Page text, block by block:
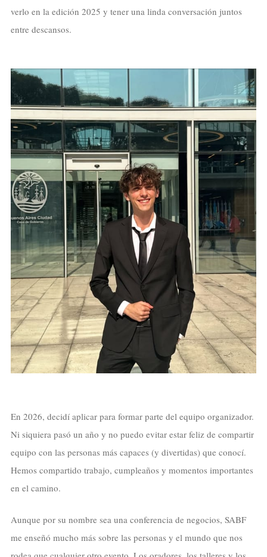
verlo en la edición 2025 y tener una linda conversación juntos
entre descansos.
En 2026, decidí aplicar para formar parte del equipo organizador.
Ni siquiera pasó un año y no puedo evitar estar feliz de compartir
equipo con las personas más capaces (y divertidas) que conocí.
Hemos compartido trabajo, cumpleaños y momentos importantes
en el camino.
Aunque por su nombre sea una conferencia de negocios, SABF
me enseñó mucho más sobre las personas y el mundo que nos